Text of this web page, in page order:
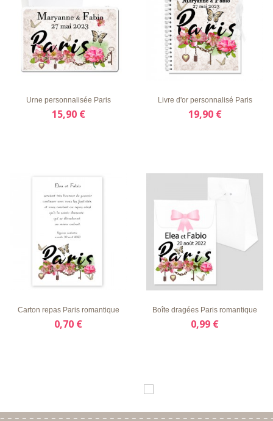
LISTE
D'ENVIE
APERÇU
RAPIDE
DÉTAILS
Urne personnalisée Paris
15,90 €
LISTE
D'ENVIE
APERÇU
RAPIDE
DÉTAILS
Livre d'or personnalisé Paris
19,90 €
LISTE
D'ENVIE
APERÇU
RAPIDE
DÉTAILS
Carton repas Paris romantique
0,70 €
LISTE
D'ENVIE
APERÇU
RAPIDE
Boîte dragées Paris romantique
0,99 €